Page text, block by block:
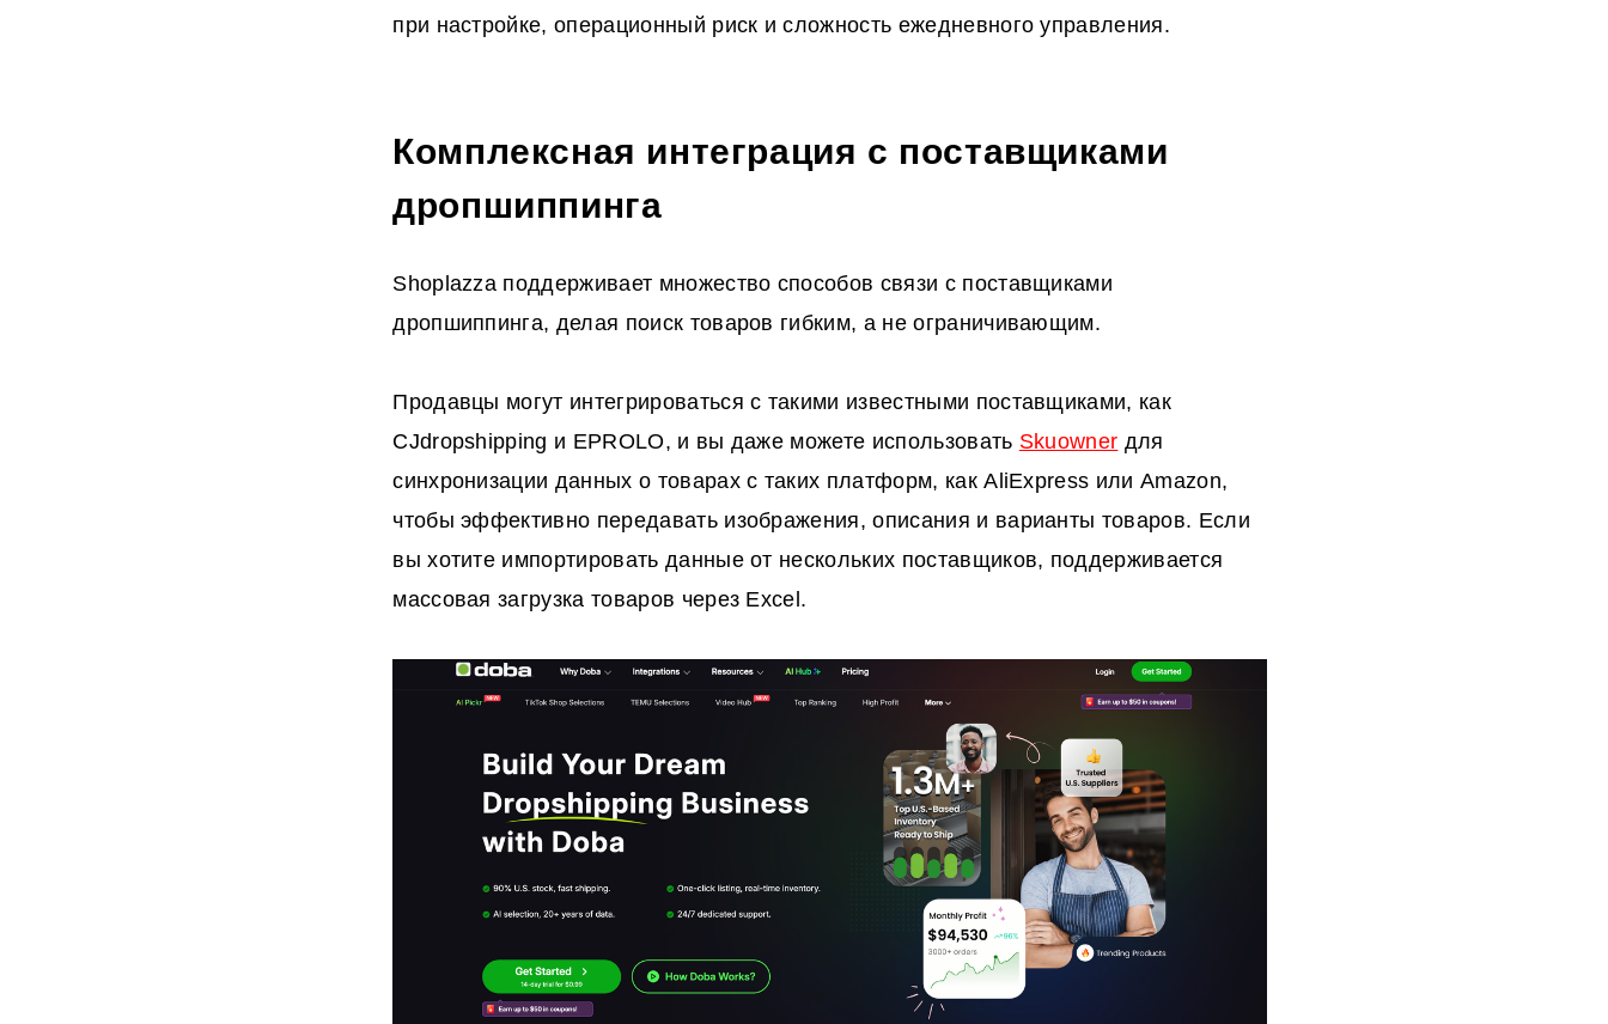
при настройке, операционный риск и сложность ежедневного управления.
Комплексная интеграция с поставщиками
дропшиппинга
Shoplazza поддерживает множество способов связи с поставщиками
дропшиппинга, делая поиск товаров гибким, а не ограничивающим.
Продавцы могут интегрироваться с такими известными поставщиками, как
CJdropshipping и EPROLO, и вы даже можете использовать Skuowner для
синхронизации данных о товарах с таких платформ, как AliExpress или Amazon,
чтобы эффективно передавать изображения, описания и варианты товаров. Если
вы хотите импортировать данные от нескольких поставщиков, поддерживается
массовая загрузка товаров через Excel.